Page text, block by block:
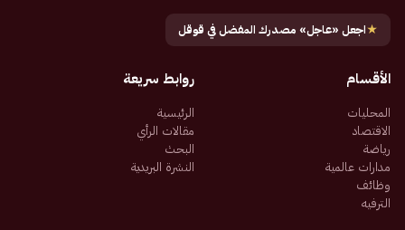
★اجعل «عاجل» مصدرك المفضل في قوقل
الأقسام
المحليات
الاقتصاد
رياضة
مدارات عالمية
وظائف
الترفيه
روابط سريعة
الرئيسية
مقالات الرأي
البحث
النشرة البريدية